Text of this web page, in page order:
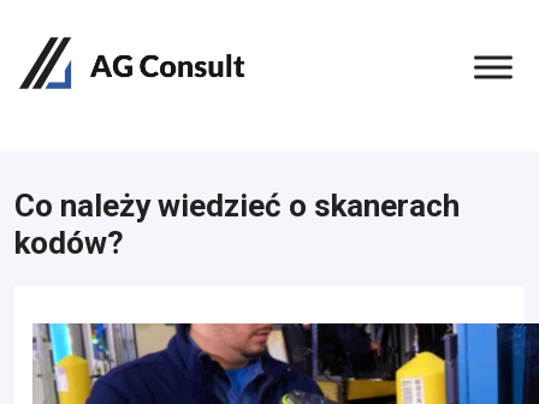
Co należy wiedzieć o skanerach
kodów?